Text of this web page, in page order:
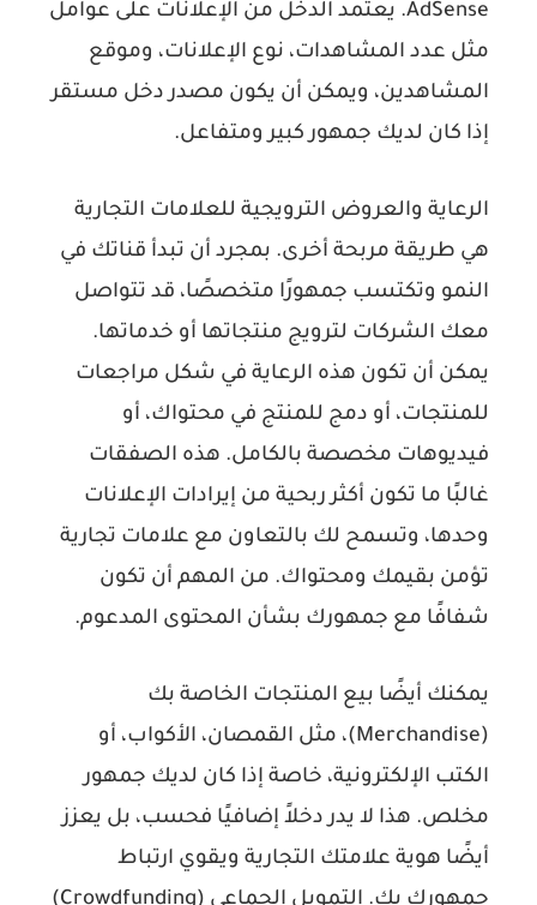
AdSense. يعتمد الدخل من الإعلانات على عوامل
مثل عدد المشاهدات، نوع الإعلانات، وموقع
المشاهدين، ويمكن أن يكون مصدر دخل مستقر
إذا كان لديك جمهور كبير ومتفاعل.
الرعاية والعروض الترويجية للعلامات التجارية
هي طريقة مربحة أخرى. بمجرد أن تبدأ قناتك في
النمو وتكتسب جمهورًا متخصصًا، قد تتواصل
معك الشركات لترويج منتجاتها أو خدماتها.
يمكن أن تكون هذه الرعاية في شكل مراجعات
للمنتجات، أو دمج للمنتج في محتواك، أو
فيديوهات مخصصة بالكامل. هذه الصفقات
غالبًا ما تكون أكثر ربحية من إيرادات الإعلانات
وحدها، وتسمح لك بالتعاون مع علامات تجارية
تؤمن بقيمك ومحتواك. من المهم أن تكون
شفافًا مع جمهورك بشأن المحتوى المدعوم.
يمكنك أيضًا بيع المنتجات الخاصة بك
(Merchandise)، مثل القمصان، الأكواب، أو
الكتب الإلكترونية، خاصة إذا كان لديك جمهور
مخلص. هذا لا يدر دخلاً إضافيًا فحسب، بل يعزز
أيضًا هوية علامتك التجارية ويقوي ارتباط